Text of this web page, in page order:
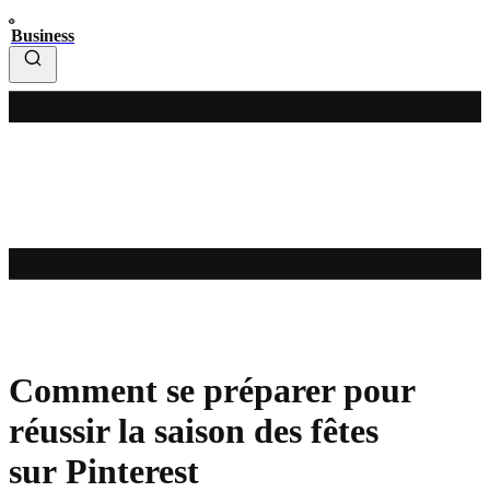
Business
Comment se préparer pour
réussir la saison des fêtes
sur Pinterest